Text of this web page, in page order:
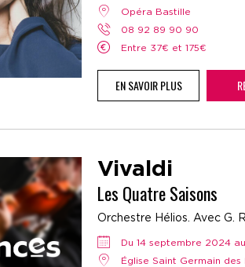
Opéra Bastille
08 92 89 90 90
Entre 37€ et 175€
EN SAVOIR PLUS
Vivaldi
Les Quatre Saisons
Orchestre Hélios. Avec G.
Du 14 septembre 2024
Église Saint Germain des